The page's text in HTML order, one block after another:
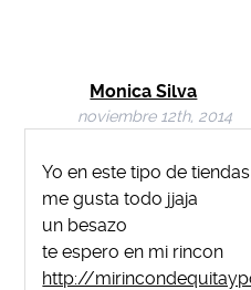
Monica Silva
noviembre 12th, 2014
Yo en este tipo de
me gusta todo jjaja
un besazo
te espero en mi rincon
http://